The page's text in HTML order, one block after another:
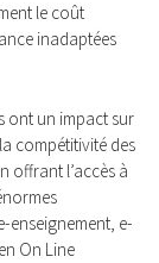
le coût
inadaptées
ont un impact sur
compétitivité des
offrant l’accès à
enseignement, e-
On Line